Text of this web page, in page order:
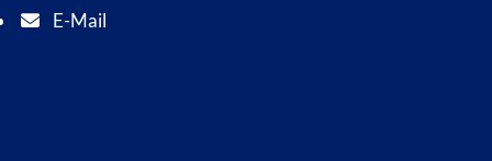
E-Mail
E-Mail Adresse: info@bad-wildungen.de